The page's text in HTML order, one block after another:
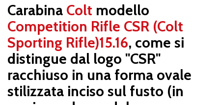
Carabina Colt modello
Competition Rifle CSR (Colt
Sporting Rifle)15.16, come si
distingue dal logo "CSR"
racchiuso in una forma ovale
stilizzata inciso sul fusto (in